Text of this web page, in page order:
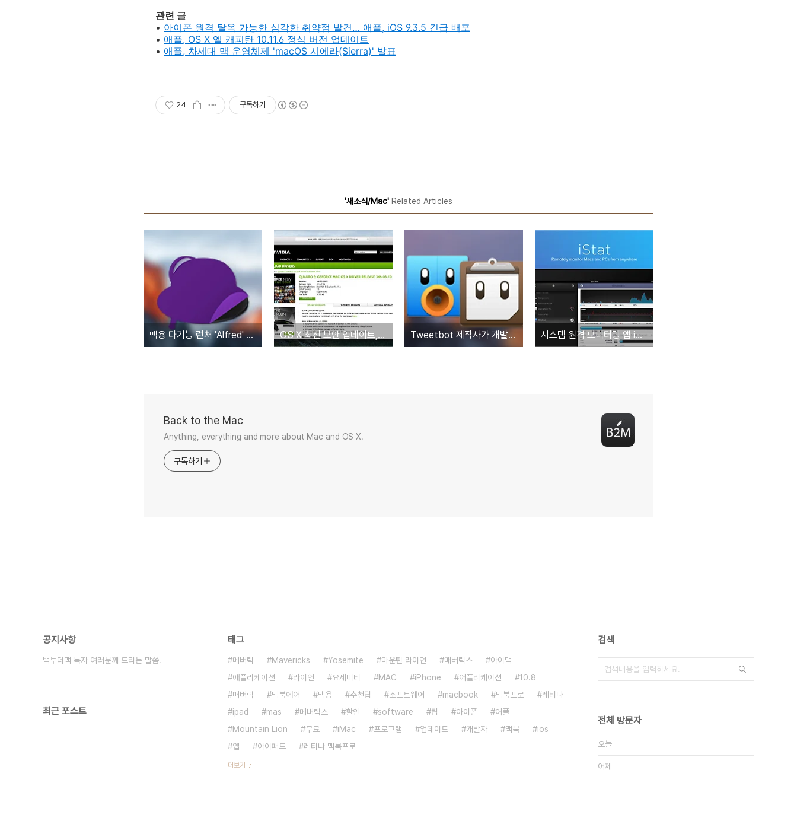
관련 글
• 아이폰 원격 탈옥 가능한 심각한 취약점 발견… 애플, iOS 9.3.5 긴급 배포
• 애플, OS X 엘 캐피탄 10.11.6 정식 버전 업데이트
• 애플, 차세대 맥 운영체제 'macOS 시에라(Sierra)' 발표
24 구독하기
'새소식/Mac' Related Articles
맥용 다기능 런처 'Alfred' 파워팩 10% 가격인상 예고 OS X 최신 보안 업데이트, Nvidia 웹 드라이버와 호환성 문제 발생 Tweetbot 제작사가 개발한 맥용 클립보드 매니저 'Pastebot for Mac' 시스템 원격 모니터링 앱 iStat for iOS 및 macOS 베타 테스터 모집
Back to the Mac
Anything, everything and more about Mac and OS X.
구독하기
공지사항
백투더맥 독자 여러분께 드리는 말씀.
최근 포스트
태그
메버릭 Mavericks Yosemite 마운틴 라이언 매버릭스
아이맥
애플리케이션
라이언 요세미티 MAC iPhone 어플리케이션
10.8
매버릭
맥북에어 맥용 추천팁 소프트웨어 macbook 맥북프로
레티나
ipad
mas 메버릭스 할인 software 팁 아이폰
어플
Mountain Lion
무료 iMac 프로그램 업데이트 개발자 맥북
ios
앱
아이패드 레티나 맥북프로
더보기
검색
전체 방문자
오늘
어제